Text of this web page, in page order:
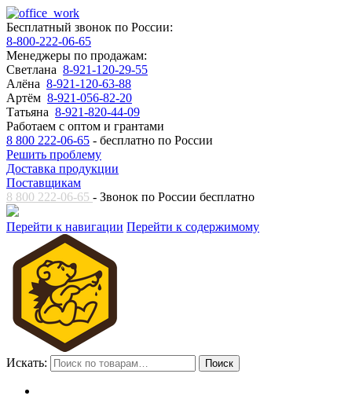
Бесплатный звонок по России:
8-800-222-06-65
Менеджеры по продажам:
Светлана 8-921-120-29-55
Алёна 8-921-120-63-88
Артём 8-921-056-82-20
Татьяна 8-921-820-44-09
Работаем с оптом и грантами
8 800 222-06-65 - бесплатно по России
Решить проблему
Доставка продукции
Поставщикам
8 800 222-06-65 - Звонок по России бесплатно
Перейти к навигации Перейти к содержимому
Искать: Поиск